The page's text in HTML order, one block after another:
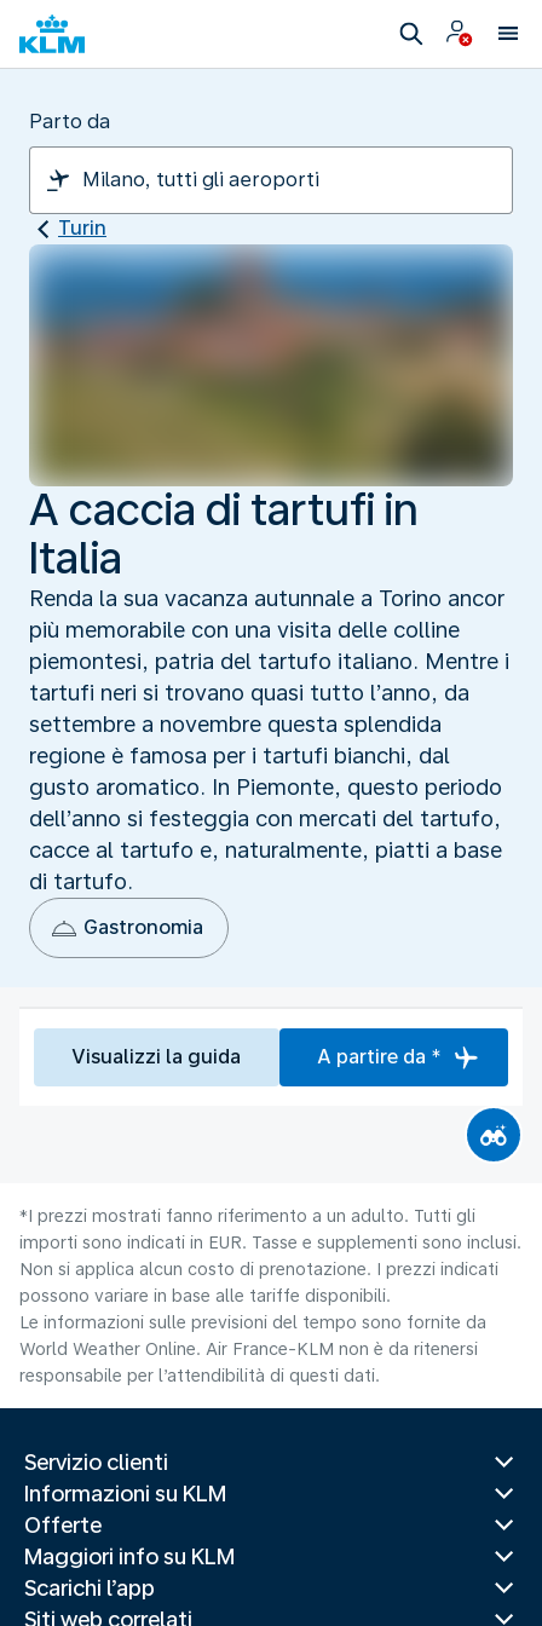
Parto da
Turin
A caccia di tartufi in
Italia
Renda la sua vacanza autunnale a Torino ancor
più memorabile con una visita delle colline
piemontesi, patria del tartufo italiano. Mentre i
tartufi neri si trovano quasi tutto l’anno, da
settembre a novembre questa splendida
regione è famosa per i tartufi bianchi, dal
gusto aromatico. In Piemonte, questo periodo
dell’anno si festeggia con mercati del tartufo,
cacce al tartufo e, naturalmente, piatti a base
di tartufo.
Gastronomia
Visualizzi la guida A partire da *
*I prezzi mostrati fanno riferimento a un adulto. Tutti gli
importi sono indicati in EUR. Tasse e supplementi sono inclusi.
Non si applica alcun costo di prenotazione. I prezzi indicati
possono variare in base alle tariffe disponibili.
Le informazioni sulle previsioni del tempo sono fornite da
World Weather Online. Air France-KLM non è da ritenersi
responsabile per l’attendibilità di questi dati.
Servizio clienti
Informazioni su KLM
Offerte
Maggiori info su KLM
Scarichi l’app
Siti web correlati